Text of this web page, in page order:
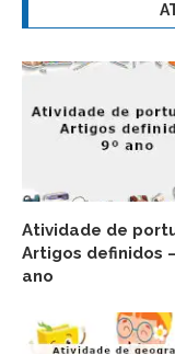
Atividade de
Artigos definidos
ano